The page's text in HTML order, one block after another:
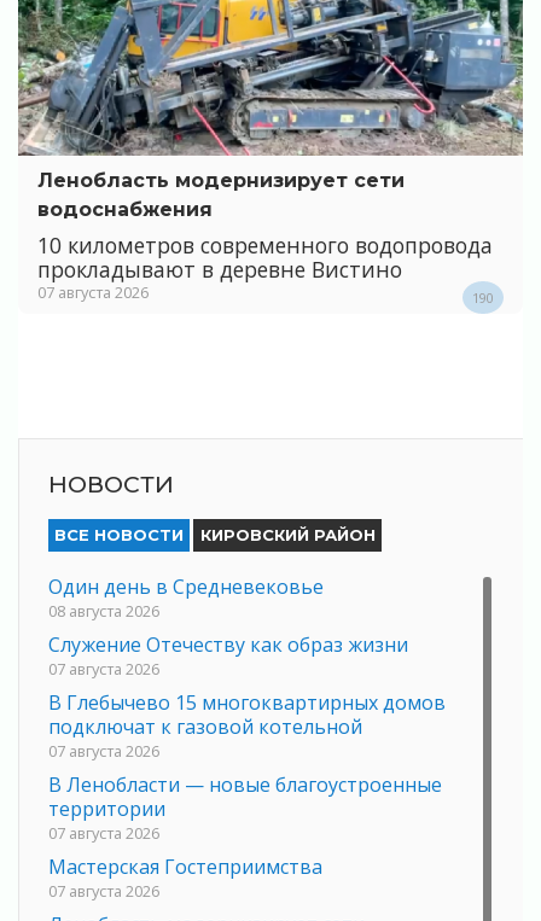
Ленобласть модернизирует сети
водоснабжения
10 километров современного водопровода
прокладывают в деревне Вистино
07 августа 2026 190
НОВОСТИ
ВСЕ НОВОСТИ КИРОВСКИЙ РАЙОН
Один день в Средневековье
08 августа 2026
Служение Отечеству как образ жизни
07 августа 2026
В Глебычево 15 многоквартирных домов
подключат к газовой котельной
07 августа 2026
В Ленобласти — новые благоустроенные
территории
07 августа 2026
Мастерская Гостеприимства
07 августа 2026